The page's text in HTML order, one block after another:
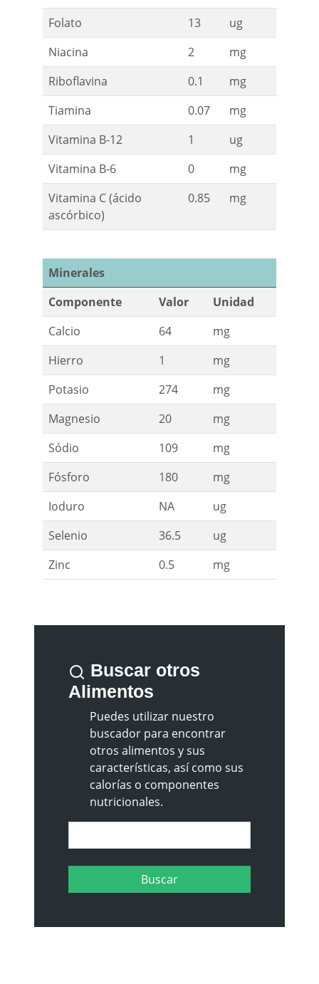
Folato
13
ug
Niacina
2
mg
Riboflavina
0.1
mg
Tiamina
0.07
mg
Vitamina B-12
1
ug
Vitamina B-6
0
mg
Vitamina C (ácido
ascórbico)
0.85 mg
Minerales
Componente
Valor
Unidad
Calcio
64
mg
Hierro
1
mg
Potasio
274
mg
Magnesio
20
mg
Sódio
109
mg
Fósforo
180
mg
Ioduro
NA
ug
Selenio
36.5
ug
Zinc
0.5 mg
Buscar otros
Alimentos
Puedes utilizar nuestro
buscador para encontrar
otros alimentos y sus
características, así como sus
calorías o componentes
nutricionales.